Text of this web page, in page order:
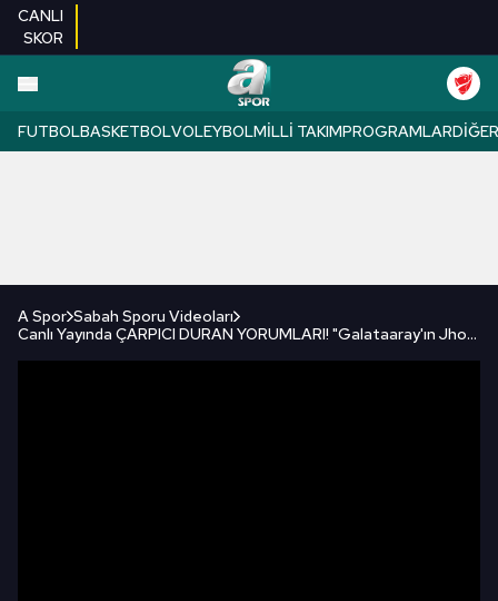
CANLI
SKOR
FUTBOLBASKETBOLVOLEYBOLMILLI TAKIMPROGRAMLARDIĞER
A Spor Sabah Sporu Videoları
Canlı Yayında ÇARPICI DURAN YORUMLARI! "Galataaray'ın Jhon Duran Gibi Bir Maceraya Yelken Açması..."